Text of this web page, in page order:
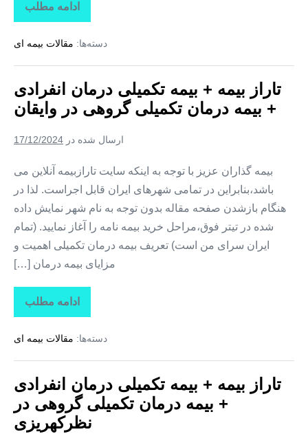
ادامه مطلب
تاراز
بیمه
بیمه
درمان
+
بیمه
درمان
تکمیلی
در
دسته‌ها: مقالات بیمه ای
تاراز بیمه + بیمه تکمیلی درمان انفرادی
+ بیمه درمان تکمیلی گروهی در وایقان
ارسال شده در 17/12/2024
بیمه گذاران عزیز با توجه به اینکه سایت تارازبیمه آنلاین می
باشد،بنابراین در تمامی شهرهای ایران قابل اجراست. لذا در
هنگام بازشدن صفحه مقاله بدون توجه به نام شهر نمایش داده
شده در تیتر فوق،مراحل خرید بیمه نامه را آغاز نمایید. (تمام
ایران سرای من است) تعریف بیمه درمان تکمیلی اهمیت و
مزایای بیمه درمان […]
ادامه مطلب
تاراز
بیمه
بیمه
درمان
+
بیمه
درمان
تکمیلی
گروهی
دسته‌ها: مقالات بیمه ای
تاراز بیمه + بیمه تکمیلی درمان انفرادی
+ بیمه درمان تکمیلی گروهی در
نظرکهریزی